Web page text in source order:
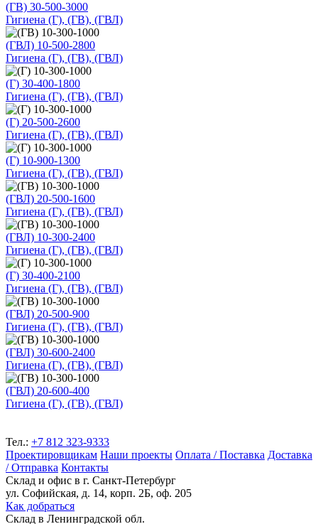
(ГВ) 30-500-3000
Гигиена (Г), (ГВ), (ГВЛ)
(ГВЛ) 10-500-2800
Гигиена (Г), (ГВ), (ГВЛ)
(Г) 30-400-1800
Гигиена (Г), (ГВ), (ГВЛ)
(Г) 20-500-2600
Гигиена (Г), (ГВ), (ГВЛ)
(Г) 10-900-1300
Гигиена (Г), (ГВ), (ГВЛ)
(ГВЛ) 20-500-1600
Гигиена (Г), (ГВ), (ГВЛ)
(ГВЛ) 10-300-2400
Гигиена (Г), (ГВ), (ГВЛ)
(Г) 30-400-2100
Гигиена (Г), (ГВ), (ГВЛ)
(ГВЛ) 20-500-900
Гигиена (Г), (ГВ), (ГВЛ)
(ГВЛ) 30-600-2400
Гигиена (Г), (ГВ), (ГВЛ)
(ГВЛ) 20-600-400
Гигиена (Г), (ГВ), (ГВЛ)
Тел.: +7 812 323-9333
Проектировщикам Наши проекты Оплата / Поставка Доставка
/ Отправка Контакты
Склад и офис в г. Санкт-Петербург
ул. Софийская, д. 14, корп. 2Б, оф. 205
Как добраться
Склад в Ленинградской обл.